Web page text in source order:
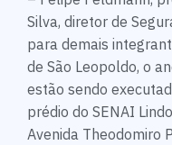
Silva, diretor de
para demais
de São Leopoldo, o
estão sendo
prédio do SENAI
Avenida Theodomiro